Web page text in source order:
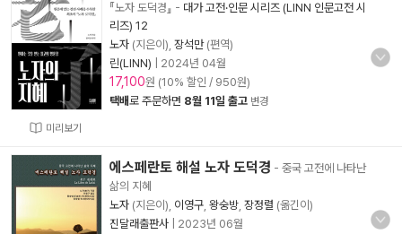
미리보기
『노자 도덕경』 - 대가 고전·인문 시리즈 (LINN 인문고전 시
리즈) 12
노자 (지은이), 장석만(편역)
린(LINN)
2024년 04월
17,100원 (10% 할인 / 950원)
택배로 주문하면 8월 11일 출고 변경
에스페란토 해설 노자 도덕경 - 중국 고전에 나타난
삶의 지혜
노자 (지은이), 이영구 왕숭방 장정렬 (옮긴이)
진달래출판사
2023년 06월